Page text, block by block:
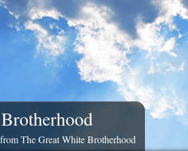
The Great White Brotherhood